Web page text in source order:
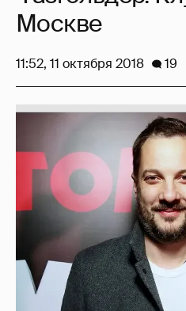
Москве
11:52, 11 октября 2018 19